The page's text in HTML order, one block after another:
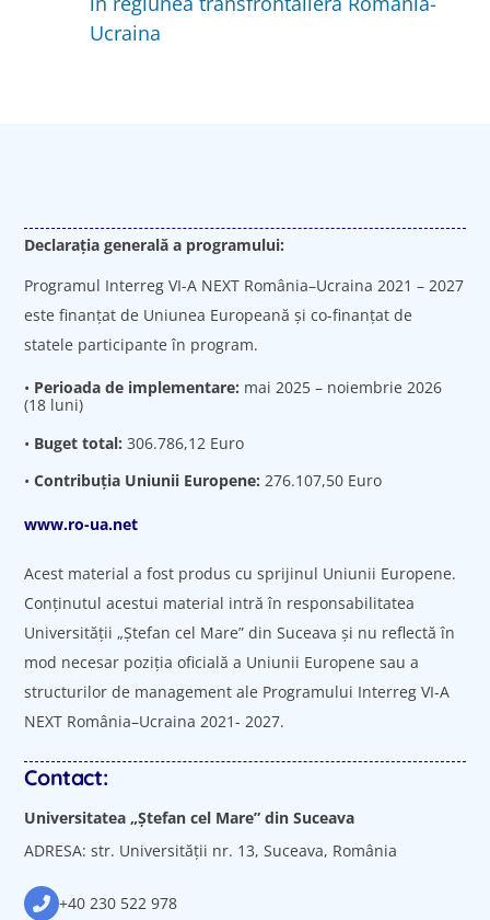
Ucraina
Declarația generală a programului:
Programul Interreg VI-A NEXT România–Ucraina 2021 – 2027
este finanțat de Uniunea Europeană şi co-finanţat de
statele participante în program.
• Perioada de implementare: mai 2025 – noiembrie 2026
(18 luni)
• Buget total: 306.786,12 Euro
•Contribuția Uniunii Europene: 276.107,50 Euro
www.ro-ua.net
Acest material a fost produs cu sprijinul Uniunii Europene.
Conținutul acestui material intră în responsabilitatea
Universității „Ștefan cel Mare” din Suceava şi nu reflectă în
mod necesar poziţia oficială a Uniunii Europene sau a
structurilor de management ale Programului Interreg VI-A
NEXT România–Ucraina 2021- 2027.
Contact:
Universitatea „Ștefan cel Mare” din Suceava
ADRESA: str. Universității nr. 13, Suceava, România
+40 230 522 978